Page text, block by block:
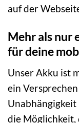
auf der
Mehr als nur
für deine
Unser Akku ist
ein
die Möglichkeit,